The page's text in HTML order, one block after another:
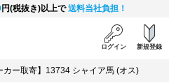
円(税抜き)以上で送料当社負担！
ログイン 新規登録
ー取寄】13734 シャイア馬 (オス)